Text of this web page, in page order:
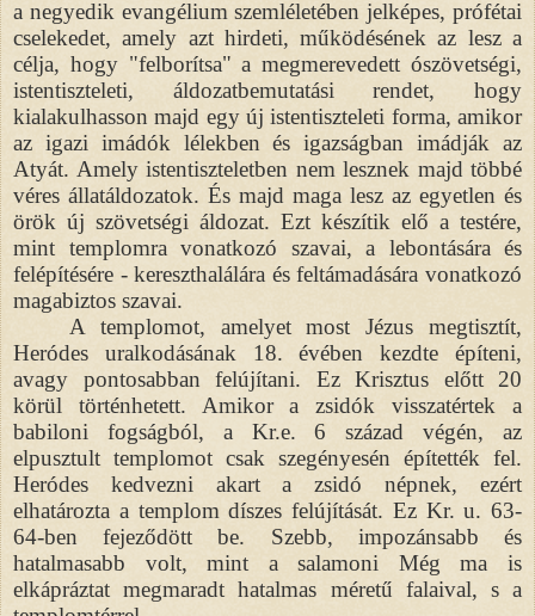
a negyedik evangélium szemléletében jelképes, prófétai
cselekedet, amely azt hirdeti, működésének az lesz a
célja, hogy "felborítsa" a megmerevedett ószövetségi,
istentiszteleti, áldozatbemutatási rendet, hogy
kialakulhasson majd egy új istentiszteleti forma, amikor
az igazi imádók lélekben és igazságban imádják az
Atyát. Amely istentiszteletben nem lesznek majd többé
véres állatáldozatok. És majd maga lesz az egyetlen és
örök új szövetségi áldozat. Ezt készítik elő a testére,
mint templomra vonatkozó szavai, a lebontására és
felépítésére - kereszthalálára és feltámadására vonatkozó
magabiztos szavai.
A templomot, amelyet most Jézus megtisztít,
Heródes uralkodásának 18. évében kezdte építeni,
avagy pontosabban felújítani. Ez Krisztus előtt 20
körül történhetett. Amikor a zsidók visszatértek a
babiloni fogságból, a Kr.e. 6 század végén, az
elpusztult templomot csak szegényesén építették fel.
Heródes kedvezni akart a zsidó népnek, ezért
elhatározta a templom díszes felújítását. Ez Kr. u. 63-
64-ben fejeződött be. Szebb, impozánsabb és
hatalmasabb volt, mint a salamoni Még ma is
elkápráztat megmaradt hatalmas méretű falaival, s a